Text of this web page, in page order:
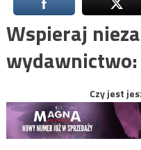
Wspieraj
wydawnictwo:
Czy jest